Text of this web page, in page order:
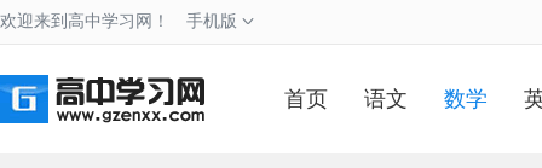
欢迎来到高中学习网！ 手机版
首页 语文 数学